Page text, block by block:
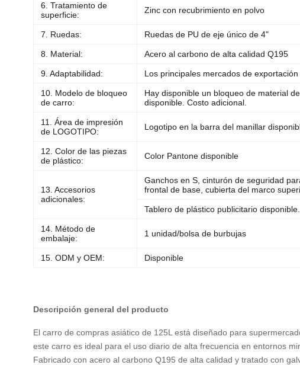
6. Tratamiento de
superficie:
Zinc con recubrimiento en polvo
7. Ruedas: Ruedas de PU de eje único de 4"
8. Material: Acero al carbono de alta calidad Q195
9. Adaptabilidad: Los principales mercados de
10. Modelo de bloqueo
de carro:
Hay disponible un bloqueo de material
disponible. Costo adicional.
11. Área de impresión
de LOGOTIPO:
Logotipo en la barra del manillar
12. Color de las piezas
de plástico:
Color Pantone disponible
13. Accesorios
adicionales:
Ganchos en S, cinturón de seguridad
frontal de base, cubierta del marco
Tablero de plástico publicitario
14. Método de
embalaje:
1 unidad/bolsa de burbujas
15. ODM y OEM: Disponible
Descripción general del producto
El carro de compras asiático de 125L está diseñado para
este carro es ideal para el uso diario de alta frecuencia en entornos
Fabricado con acero al carbono Q195 de alta calidad y tratado con